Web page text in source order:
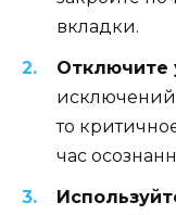
вкладки.
Отключите
то
час